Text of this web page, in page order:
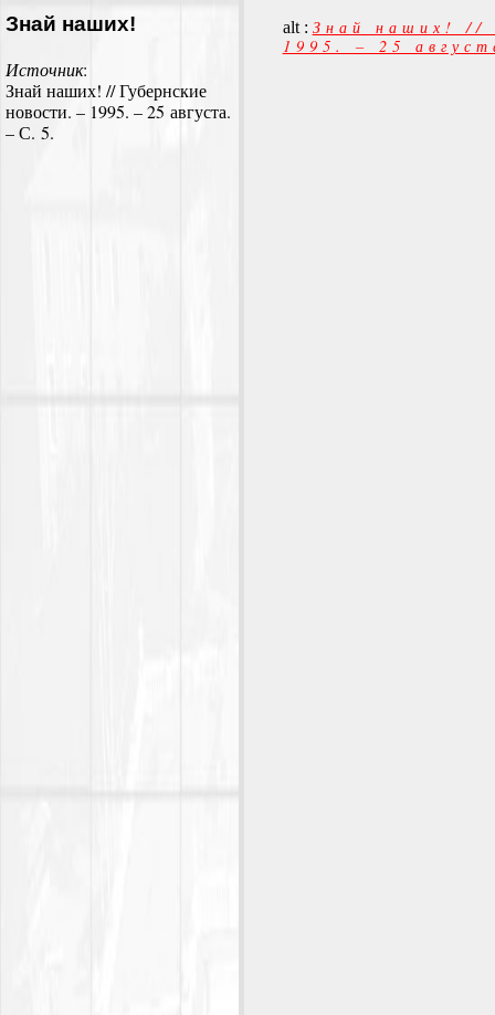
Знай наших!
Источник:
Знай наших! // Губернские
новости. – 1995. – 25 августа.
– С. 5.
alt : Знай наших! //
1995. – 25